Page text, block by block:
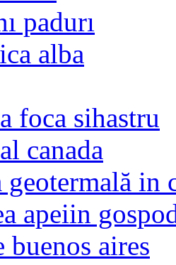
padurı
alba
foca sihastru
canada
geotermală in
apeiin
buenos aires